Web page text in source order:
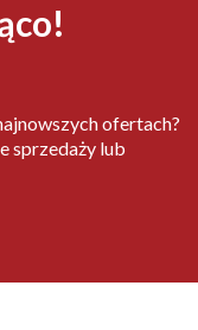
ofertach?
sprzedaży lub